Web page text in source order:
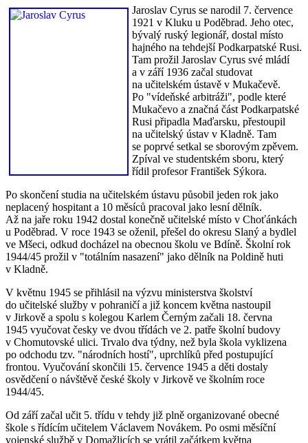
Jaroslav Cyrus se narodil 7. července
1921 v Kluku u Poděbrad. Jeho otec,
bývalý ruský legionář, dostal místo
hajného na tehdejší Podkarpatské Rusi.
Tam prožil Jaroslav Cyrus své mládí
a v září 1936 začal studovat
na učitelském ústavě v Mukačevě.
Po "vídeňské arbitráži", podle které
Mukačevo a značná část Podkarpatské
Rusi připadla Maďarsku, přestoupil
na učitelský ústav v Kladně. Tam
se poprvé setkal se sborovým zpěvem.
Zpíval ve studentském sboru, který
řídil profesor František Sýkora.
Po skončení studia na učitelském ústavu působil jeden rok jako
neplacený hospitant a 10 měsíců pracoval jako lesní dělník.
Až na jaře roku 1942 dostal konečně učitelské místo v Choťánkách
u Poděbrad. V roce 1943 se oženil, přešel do okresu Slaný a bydlel
ve Mšeci, odkud docházel na obecnou školu ve Bdíně. Školní rok
1944/45 prožil v "totálním nasazení" jako dělník na Poldině huti
v Kladně.
V květnu 1945 se přihlásil na výzvu ministerstva školství
do učitelské služby v pohraničí a již koncem května nastoupil
v Jirkově a spolu s kolegou Karlem Černým začali 18. června
1945 vyučovat česky ve dvou třídách ve 2. patře školní budovy
v Chomutovské ulici. Trvalo dva týdny, než byla škola vyklizena
po odchodu tzv. "národních hostí", uprchlíků před postupující
frontou. Vyučování skončili 15. července 1945 a děti dostaly
osvědčení o návštěvě české školy v Jirkově ve školním roce
1944/45.
Od září začal učit 5. třídu v tehdy již plně organizované obecné
škole s řídícím učitelem Václavem Novákem. Po osmi měsíční
vojenské službě v Domažlicích se vrátil začátkem května